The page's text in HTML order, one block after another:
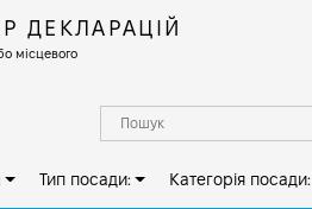
ДЕКЛАРАЦІЙ
місцевого
Тип посади: Категорія посади: